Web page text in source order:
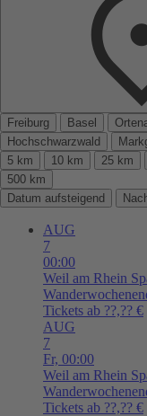
Freiburg
Basel
Hochschwarzwald
5 km
10 km 25 km
500 km
Datum aufsteigend
AUG
7
00:00
Weil am Rhein
Tickets ab ??,?? €
AUG
7
Fr, 00:00
Weil am Rhein
Tickets ab ??,?? €